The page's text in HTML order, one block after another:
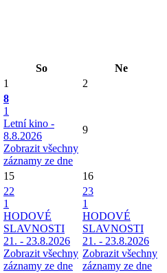
So
Ne
1 2
8
1
Letní kino -
8.8.2026
Zobrazit všechny
záznamy ze dne
9
15 16
22
1
HODOVÉ
SLAVNOSTI
21. - 23.8.2026
Zobrazit všechny
záznamy ze dne
23
1
HODOVÉ
SLAVNOSTI
21. - 23.8.2026
Zobrazit všechny
záznamy ze dne